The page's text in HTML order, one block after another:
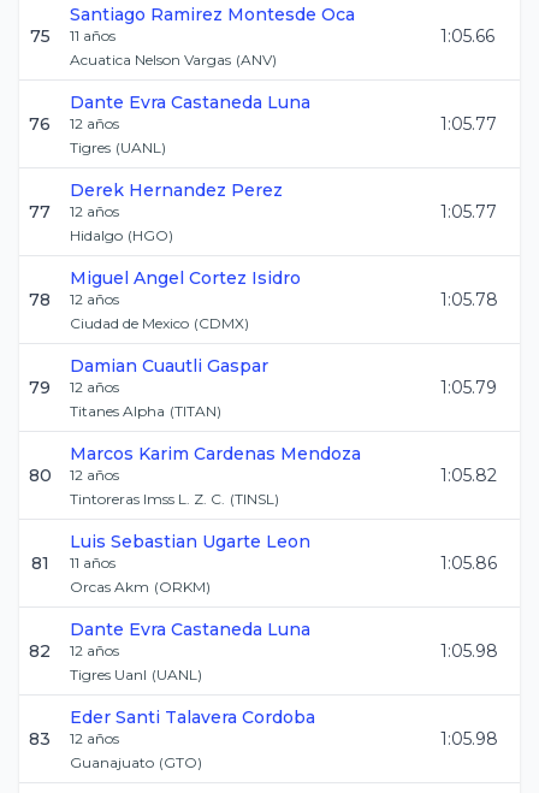
75
Santiago Ramirez Montesde Oca
11 años
Acuatica Nelson Vargas (ANV)
1:05.66
76
Dante Evra Castaneda Luna
12 años
Tigres (UANL)
1:05.77
77
Derek Hernandez Perez
12 años
Hidalgo (HGO)
1:05.77
78
Miguel Angel Cortez Isidro
12 años
Ciudad de Mexico (CDMX)
1:05.78
79
Damian Cuautli Gaspar
12 años
Titanes Alpha (TITAN)
1:05.79
80
Marcos Karim Cardenas Mendoza
12 años
Tintoreras Imss L. Z. C. (TINSL)
1:05.82
81
Luis Sebastian Ugarte Leon
11 años
Orcas Akm (ORKM)
1:05.86
82
Dante Evra Castaneda Luna
12 años
Tigres Uanl (UANL)
1:05.98
83
Eder Santi Talavera Cordoba
12 años
Guanajuato (GTO)
1:05.98